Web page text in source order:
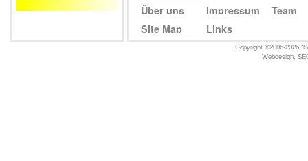
Über uns Impressum
Team
Site Map
Links
Copyright ©2006-2026
Webdesign,